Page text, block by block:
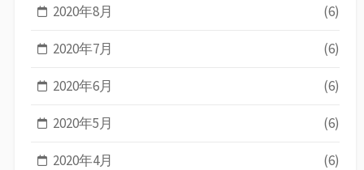
2020年8月 (6)
2020年7月 (6)
2020年6月 (6)
2020年5月 (6)
2020年4月 (6)